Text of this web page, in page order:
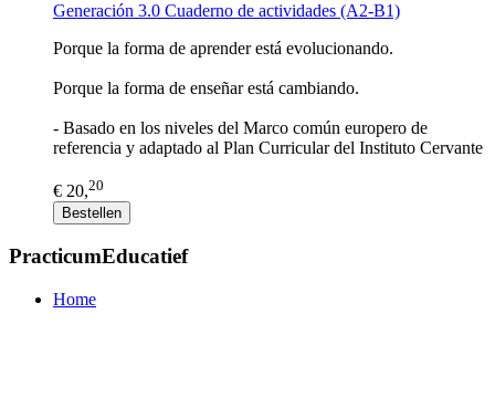
Generación 3.0 Cuaderno de actividades (A2-B1)
Porque la forma de aprender está evolucionando.
Porque la forma de enseñar está cambiando.
- Basado en los niveles del Marco común europero de
referencia y adaptado al Plan Curricular del Instituto Cervante
€ 20,20
Bestellen
PracticumEducatief
Home